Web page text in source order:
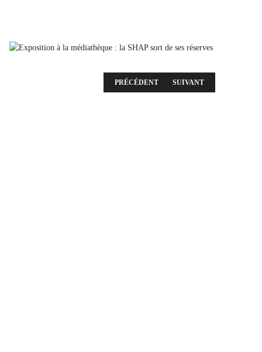
ARTICLE PRÉCÉDENT : 2024 - 1ÈRE
PRÉCÉDENT ARTICLE SUIVANT : 2023
SUIVANT